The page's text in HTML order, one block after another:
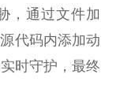
，通过文件加
代码内添加动
时守护，最终